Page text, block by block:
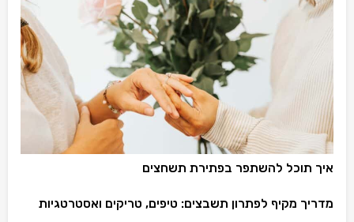
איך תוכל להשתפר בפתירת תשחצים
מדריך מקיף לפתרון תשבצים: טיפים, טריקים ואסטרטגיות